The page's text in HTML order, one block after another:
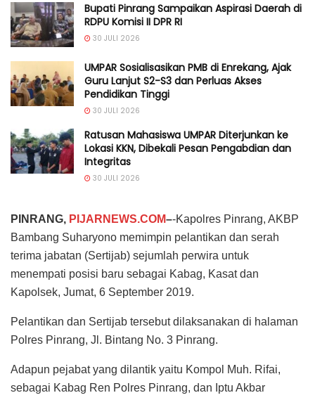
Bupati Pinrang Sampaikan Aspirasi Daerah di
RDPU Komisi II DPR RI
30 JULI 2026
UMPAR Sosialisasikan PMB di Enrekang, Ajak
Guru Lanjut S2-S3 dan Perluas Akses
Pendidikan Tinggi
30 JULI 2026
Ratusan Mahasiswa UMPAR Diterjunkan ke
Lokasi KKN, Dibekali Pesan Pengabdian dan
Integritas
30 JULI 2026
PINRANG, PIJARNEWS.COM–-Kapolres Pinrang, AKBP
Bambang Suharyono memimpin pelantikan dan serah
terima jabatan (Sertijab) sejumlah perwira untuk
menempati posisi baru sebagai Kabag, Kasat dan
Kapolsek, Jumat, 6 September 2019.
Pelantikan dan Sertijab tersebut dilaksanakan di halaman
Polres Pinrang, Jl. Bintang No. 3 Pinrang.
Adapun pejabat yang dilantik yaitu Kompol Muh. Rifai,
sebagai Kabag Ren Polres Pinrang, dan Iptu Akbar